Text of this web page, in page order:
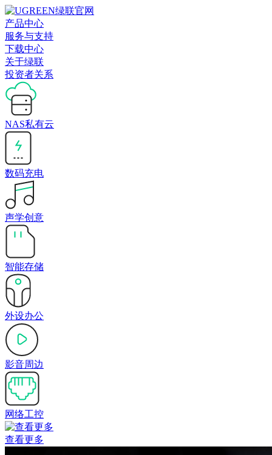
产品中心
服务与支持
下载中心
关于绿联
投资者关系
NAS私有云
数码充电
声学创意
智能存储
外设办公
影音周边
网络工控
查看更多